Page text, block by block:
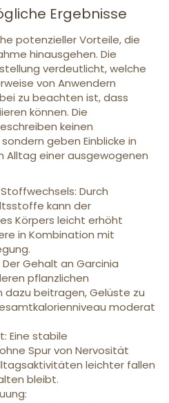
Ergebnisse
potenzieller Vorteile, die
hinausgehen. Die
verdeutlicht, welche
von Anwendern
zu beachten ist, dass
können. Die
keinen
geben Einblicke in
einer ausgewogenen
Durch
kann der
Körpers leicht erhöht
in Kombination mit
Gehalt an Garcinia
pflanzlichen
dazu beitragen, Gelüste zu
moderat
Eine stabile
Spur von Nervosität
leichter fallen
bleibt.